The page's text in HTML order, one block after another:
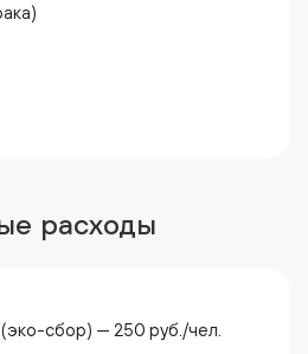
расходы
сбор) — 250 руб./чел.